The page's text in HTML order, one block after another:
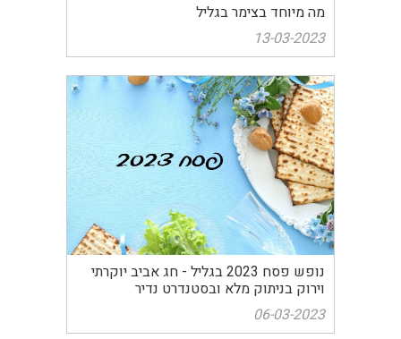
מה מיוחד בצימר בגליל
13-03-2023
נופש פסח 2023 בגליל - חג אביב יוקרתי
וירוק בניתוק מלא ובסטנדרט נדיר
06-03-2023